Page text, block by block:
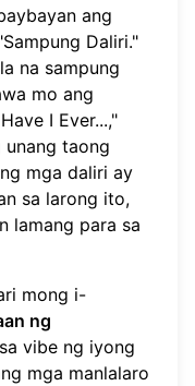
ang
Daliri."
na sampung
mo ang
I Ever...,"
unang taong
mga daliri ay
sa larong ito,
lamang para sa
mong i-
ng
vibe ng iyong
mga manlalaro